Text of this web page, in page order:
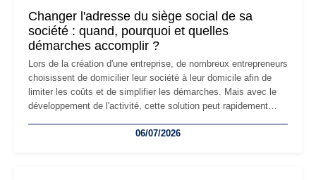
Changer l'adresse du siège social de sa
société : quand, pourquoi et quelles
démarches accomplir ?
Lors de la création d'une entreprise, de nombreux entrepreneurs
choisissent de domicilier leur société à leur domicile afin de
limiter les coûts et de simplifier les démarches. Mais avec le
développement de l'activité, cette solution peut rapidement
professionnels, recrutement, image de marque… Le
06/07/2026